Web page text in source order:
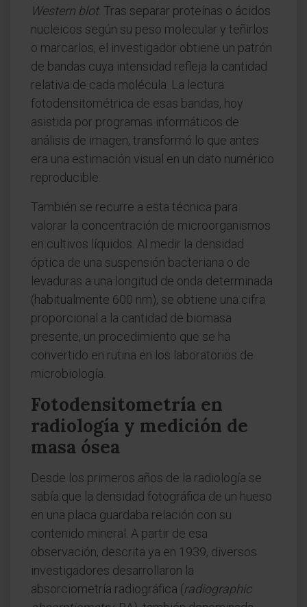
Western blot. Tras separar proteínas o ácidos
nucleicos según su peso molecular y teñirlos
o marcarlos, el investigador obtiene un patrón
de bandas cuya intensidad refleja la cantidad
relativa de cada molécula. La lectura
fotodensitométrica de esas bandas, hoy
asistida por programas informáticos de
análisis de imagen, transformó lo que antes
era una estimación visual en un dato numérico
reproducible.
También se recurre a esta técnica para
valorar la concentración de microorganismos
en cultivos líquidos. Al medir la densidad
óptica de una suspensión bacteriana o de
levaduras a una longitud de onda determinada
(habitualmente 600 nm), se obtiene una cifra
proporcional a la cantidad de biomasa
presente, un procedimiento que se ha
convertido en rutina en los laboratorios de
microbiología.
Fotodensitometría en
radiología y medición de
masa ósea
Desde los primeros años de la radiología se
sabía que la densidad fotográfica de un hueso
en una placa guardaba relación con su
contenido mineral. A partir de esa
observación, descrita ya en 1939, diversos
investigadores desarrollaron la
absorciometría radiográfica (radiographic